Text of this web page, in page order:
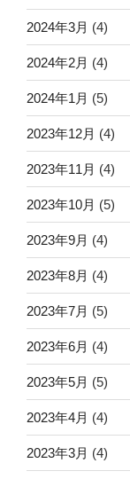
2024年3月 (4)
2024年2月 (4)
2024年1月 (5)
2023年12月 (4)
2023年11月 (4)
2023年10月 (5)
2023年9月 (4)
2023年8月 (4)
2023年7月 (5)
2023年6月 (4)
2023年5月 (5)
2023年4月 (4)
2023年3月 (4)